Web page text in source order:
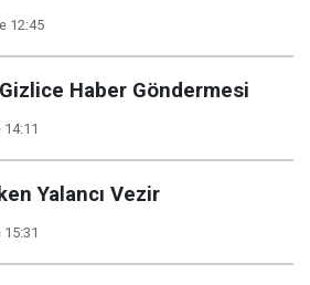
12:45
Haber Göndermesi
Yalancı Vezir